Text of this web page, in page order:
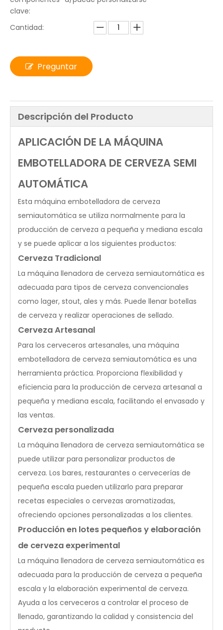
clave:
Cantidad:
Preguntar
Descripción del Producto
APLICACIÓN DE LA MÁQUINA
EMBOTELLADORA DE CERVEZA SEMI
AUTOMÁTICA
Esta máquina embotelladora de cerveza
semiautomática se utiliza normalmente para la
producción de cerveza a pequeña y mediana escala
y se puede aplicar a los siguientes productos:
Cerveza Tradicional
La máquina llenadora de cerveza semiautomática es
adecuada para tipos de cerveza convencionales
como lager, stout, ales y más. Puede llenar botellas
de cerveza y realizar operaciones de sellado.
Cerveza Artesanal
Para los cerveceros artesanales, una máquina
embotelladora de cerveza semiautomática es una
herramienta práctica. Proporciona flexibilidad y
eficiencia para la producción de cerveza artesanal a
pequeña y mediana escala, facilitando el envasado y
las ventas.
Cerveza personalizada
La máquina llenadora de cerveza semiautomática se
puede utilizar para personalizar productos de
cerveza. Los bares, restaurantes o cervecerías de
pequeña escala pueden utilizarlo para preparar
recetas especiales o cervezas aromatizadas,
ofreciendo opciones personalizadas a los clientes.
Producción en lotes pequeños y elaboración
de cerveza experimental
La máquina llenadora de cerveza semiautomática es
adecuada para la producción de cerveza a pequeña
escala y la elaboración experimental de cerveza.
Ayuda a los cerveceros a controlar el proceso de
llenado, garantizando la calidad y consistencia del